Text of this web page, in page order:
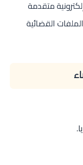
متقدمة
القضائية